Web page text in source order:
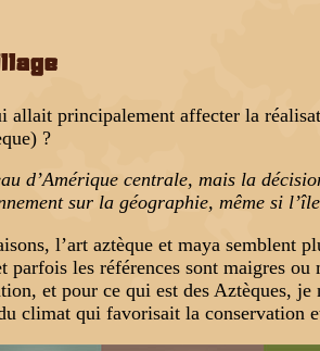
allait principalement affecter la
?
d’Amérique centrale, mais la
sur la géographie, même si
l’art aztèque et maya semblent
parfois les références sont maigres
et pour ce qui est des Aztèques,
climat qui favorisait la